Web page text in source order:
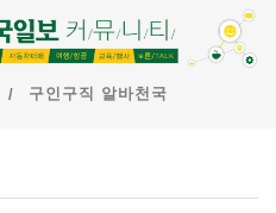
구인구직 알바천국